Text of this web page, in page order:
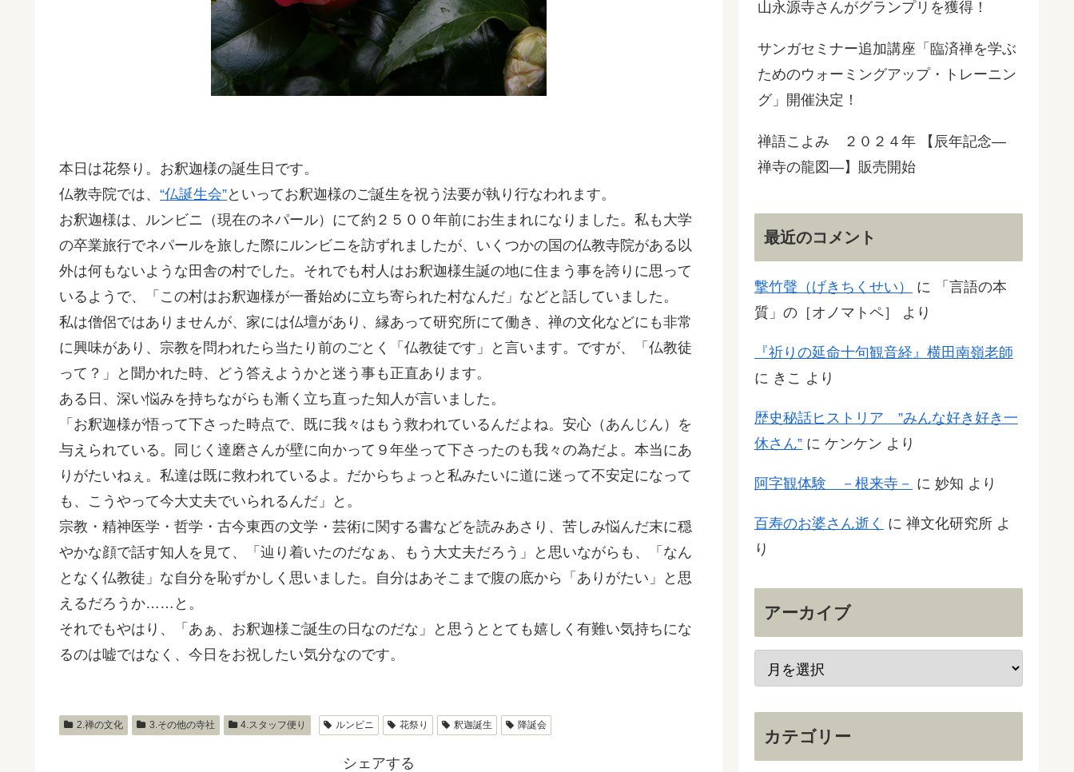
本日は花祭り。お釈迦様の誕生日です。
仏教寺院では、 “仏誕生会”といってお釈迦様のご誕生を祝う法要が執り行なわれます。
お釈迦様は、ルンビニ（現在のネパール）にて約２５００年前にお生まれになりました。私も大学
の卒業旅行でネパールを旅した際にルンビニを訪ずれましたが、いくつかの国の仏教寺院がある以
外は何もないような田舎の村でした。それでも村人はお釈迦様生誕の地に住まう事を誇りに思って
いるようで、「この村はお釈迦様が一番始めに立ち寄られた村なんだ」などと話していました。
私は僧侶ではありませんが、家には仏壇があり、縁あって研究所にて働き、禅の文化などにも非常
に興味があり、宗教を問われたら当たり前のごとく「仏教徒です」と言います。ですが、「仏教徒
って？」と聞かれた時、どう答えようかと迷う事も正直あります。
ある日、深い悩みを持ちながらも漸く立ち直った知人が言いました。
「お釈迦様が悟って下さった時点で、既に我々はもう救われているんだよね。安心（あんじん）を
与えられている。同じく達磨さんが壁に向かって９年坐って下さったのも我々の為だよ。本当にあ
りがたいねぇ。私達は既に救われているよ。だからちょっと私みたいに道に迷って不安定になって
も、こうやって今大丈夫でいられるんだ」と。
宗教・精神医学・哲学・古今東西の文学・芸術に関する書などを読みあさり、苦しみ悩んだ末に穏
やかな顔で話す知人を見て、「辿り着いたのだなぁ、もう大丈夫だろう」と思いながらも、「なん
となく仏教徒」な自分を恥ずかしく思いました。自分はあそこまで腹の底から「ありがたい」と思
えるだろうか……と。
それでもやはり、「あぁ、お釈迦様ご誕生の日なのだな」と思うととても嬉しく有難い気持ちにな
るのは嘘ではなく、今日をお祝したい気分なのです。
2.禅の文化 3.その他の寺社 4.スタッフ便り ルンビニ 花祭り 釈迦誕生 降誕会
シェアする
山永源寺さんがグランプリを獲得！
サンガセミナー追加講座「臨済禅を学ぶ
ためのウォーミングアップ・トレーニン
グ」開催決定！
禅語こよみ ２０２４年 【辰年記念―
禅寺の龍図―】販売開始
最近のコメント
撃竹聲（げきちくせい） に
「言語の本
質」の［オノマトペ］
より
『祈りの延命十句観音経』横田南嶺老師
に きこ より
歴史秘話ヒストリア ”みんな好き好き一
休さん” に ケンケン より
阿字観体験 －根来寺－ に 妙知 より
百寿のお婆さん逝く に 禅文化研究所 よ
り
アーカイブ
カテゴリー